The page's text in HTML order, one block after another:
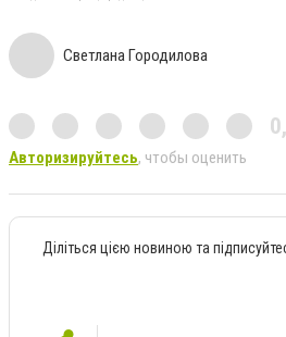
Светлана Городилова
Авторизируйтесь, чтобы оценить
Діліться цією новиною та